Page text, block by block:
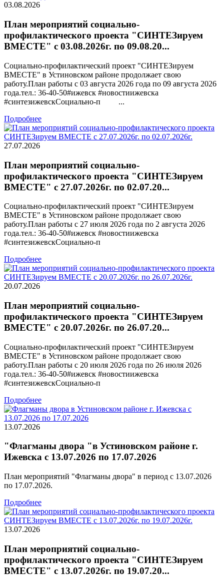
03.08.2026
План мероприятий социально-
профилактического проекта "СИНТЕЗируем
ВМЕСТЕ" с 03.08.2026г. по 09.08.20...
Социально-профилактический проект "СИНТЕЗируем
ВМЕСТЕ" в Устиновском районе продолжает свою
работу.План работы с 03 августа 2026 года по 09 августа 2026
года.тел.: 36-40-50#ижевск #новостиижевска
#синтезижевскСоциально-п ...
Подробнее
27.07.2026
План мероприятий социально-
профилактического проекта "СИНТЕЗируем
ВМЕСТЕ" с 27.07.2026г. по 02.07.20...
Социально-профилактический проект "СИНТЕЗируем
ВМЕСТЕ" в Устиновском районе продолжает свою
работу.План работы с 27 июля 2026 года по 2 августа 2026
года.тел.: 36-40-50#ижевск #новостиижевска
#синтезижевскСоциально-п
Подробнее
20.07.2026
План мероприятий социально-
профилактического проекта "СИНТЕЗируем
ВМЕСТЕ" с 20.07.2026г. по 26.07.20...
Социально-профилактический проект "СИНТЕЗируем
ВМЕСТЕ" в Устиновском районе продолжает свою
работу.План работы с 20 июля 2026 года по 26 июля 2026
года.тел.: 36-40-50#ижевск #новостиижевска
#синтезижевскСоциально-п
Подробнее
13.07.2026
"Флагманы двора "в Устиновском районе г.
Ижевска с 13.07.2026 по 17.07.2026
План мероприятий "Флагманы двора" в период с 13.07.2026
по 17.07.2026.
Подробнее
13.07.2026
План мероприятий социально-
профилактического проекта "СИНТЕЗируем
ВМЕСТЕ" с 13.07.2026г. по 19.07.20...